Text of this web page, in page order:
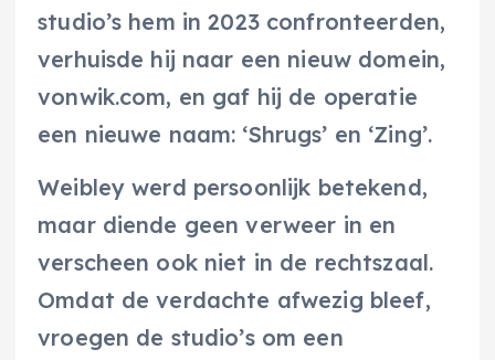
studio’s hem in 2023 confronteerden,
verhuisde hij naar een nieuw domein,
vonwik.com, en gaf hij de operatie
een nieuwe naam: ‘Shrugs’ en ‘Zing’.
Weibley werd persoonlijk betekend,
maar diende geen verweer in en
verscheen ook niet in de rechtszaal.
Omdat de verdachte afwezig bleef,
vroegen de studio’s om een